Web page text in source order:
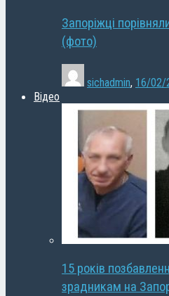
Запоріжці
(фото)
sichadmin, 16/02/
Відео
15 років
зрадникам на